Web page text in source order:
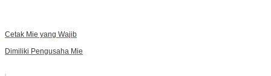
Cetak Mie yang Wajib
Dimiliki Pengusaha Mie